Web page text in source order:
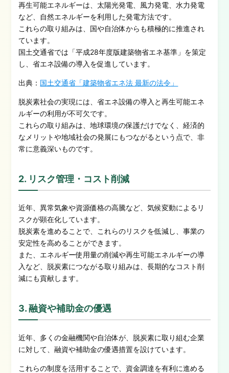
再生可能エネルギーは、太陽光発電、風力発電、水力発電
など、自然エネルギーを利用した発電方法です。
これらの取り組みは、国や自治体からも積極的に推進され
ています。
国土交通省では「平成28年度版建築物省エネ基準」を策定
し、省エネ設備の導入を促進しています。
出典： 国土交通省「建築物省エネ法 最新の法令」
脱炭素社会の実現には、省エネ設備の導入と再生可能エネ
ルギーの利用が不可欠です。
これらの取り組みは、地球環境の保護だけでなく、経済的
なメリットや地域社会の発展にもつながるという点で、非
常に意義深いものです。
2. リスク管理・コスト削減
近年、異常気象や資源価格の高騰など、気候変動によるリ
スクが顕在化しています。
脱炭素を進めることで、これらのリスクを低減し、事業の
安定性を高めることができます。
また、エネルギー使用量の削減や再生可能エネルギーの導
入など、脱炭素につながる取り組みは、長期的なコスト削
減にも貢献します。
3. 融資や補助金の優遇
近年、多くの金融機関や自治体が、脱炭素に取り組む企業
に対して、融資や補助金の優遇措置を設けています。
これらの制度を活用することで、資金調達を有利に進める